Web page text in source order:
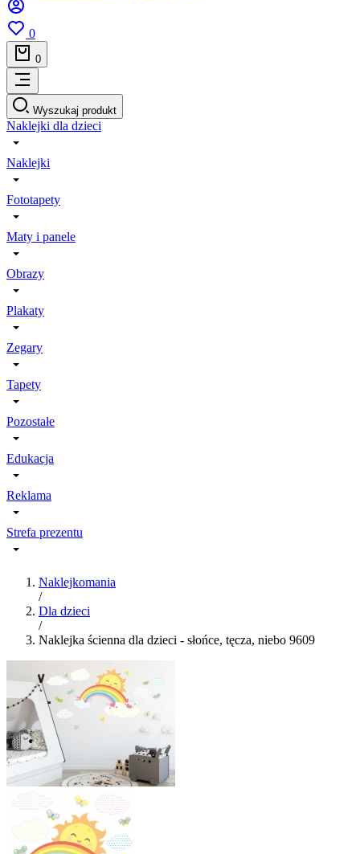
0
0
Wyszukaj produkt
Naklejki dla dzieci
Naklejki
Fototapety
Maty i panele
Obrazy
Plakaty
Zegary
Tapety
Pozostałe
Edukacja
Reklama
Strefa prezentu
Naklejkomania
/
Dla dzieci
/
Naklejka ścienna dla dzieci - słońce, tęcza, niebo 9609